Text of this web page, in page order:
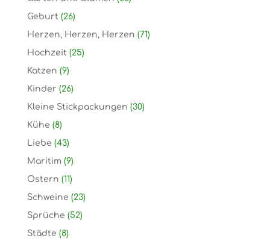
Geburt (26)
Herzen, Herzen, Herzen (71)
Hochzeit (25)
Katzen (9)
Kinder (26)
Kleine Stickpackungen (30)
Kühe (8)
Liebe (43)
Maritim (9)
Ostern (11)
Schweine (23)
Sprüche (52)
Städte (8)